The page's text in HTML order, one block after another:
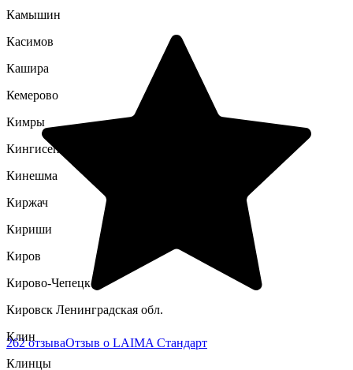
262 отзываОтзыв о LAIMA Стандарт
Камышин
Касимов
Кашира
Кемерово
Кимры
Кингисепп
Кинешма
Киржач
Кириши
Киров
Кирово-Чепецк
Кировск Ленинградская обл.
Клин
Клинцы